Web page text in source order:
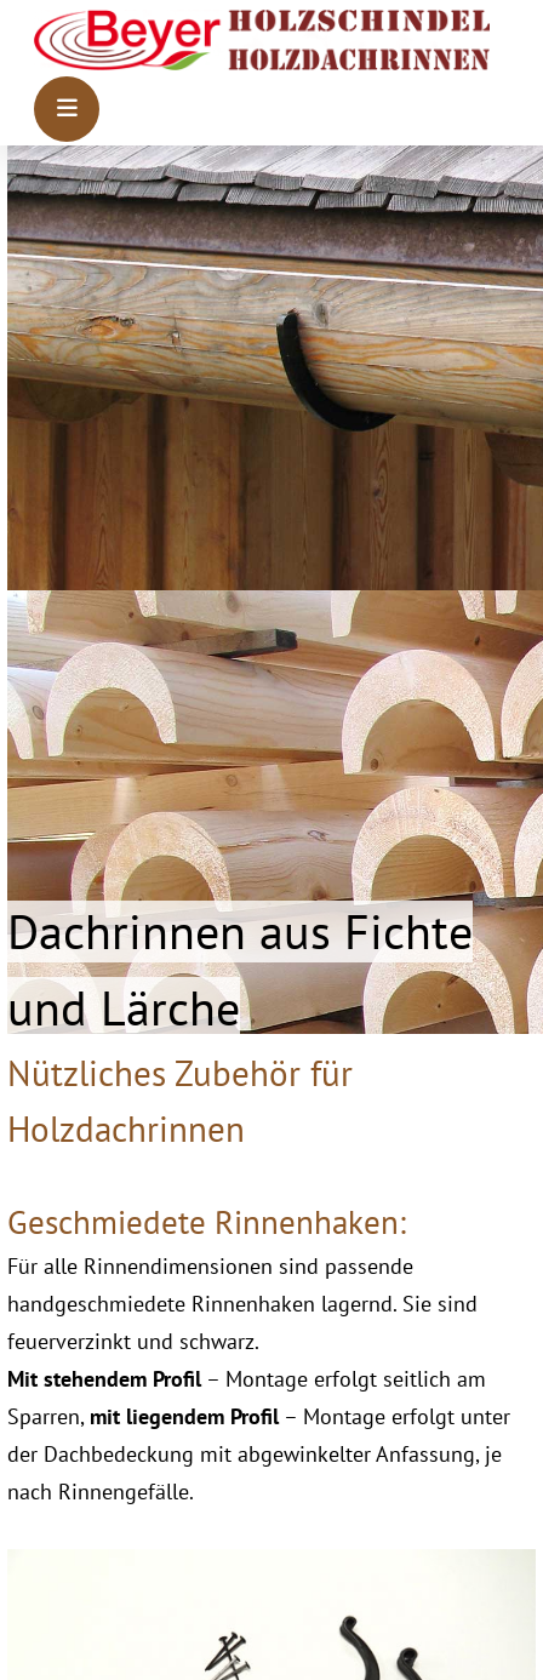
Dachrinnen aus Fichte
und Lärche
Nützliches Zubehör für
Holzdachrinnen
Geschmiedete Rinnenhaken:
Für alle Rinnendimensionen sind passende
handgeschmiedete Rinnenhaken lagernd. Sie sind
feuerverzinkt und schwarz.
Mit stehendem Profil– Montage erfolgt seitlich am
Sparren, mit liegendem Profil– Montage erfolgt unter
der Dachbedeckung mit abgewinkelter Anfassung, je
nach Rinnengefälle.